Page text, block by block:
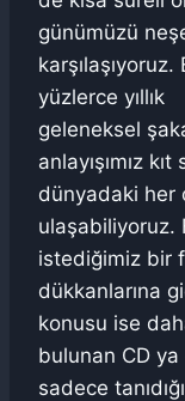
günümüzü
yüzlerce yıllık
geleneksel
anlayışımız
dünyadaki her
ulaşabiliyoruz.
istediğimiz bir
dükkanlarına
konusu ise
bulunan CD
sadece